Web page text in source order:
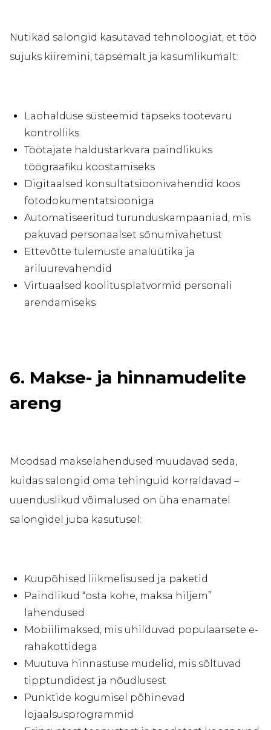
Nutikad salongid kasutavad tehnoloogiat, et töö
sujuks kiiremini, täpsemalt ja kasumlikumalt:
Laohalduse süsteemid täpseks tootevaru
kontrolliks
Töötajate haldustarkvara paindlikuks
töögraafiku koostamiseks
Digitaalsed konsultatsioonivahendid koos
fotodokumentatsiooniga
Automatiseeritud turunduskampaaniad, mis
pakuvad personaalset sõnumivahetust
Ettevõtte tulemuste analüütika ja
äriluurevahendid
Virtuaalsed koolitusplatvormid personali
arendamiseks
6. Makse- ja hinnamudelite
areng
Moodsad makselahendused muudavad seda,
kuidas salongid oma tehinguid korraldavad –
uuenduslikud võimalused on üha enamatel
salongidel juba kasutusel:
Kuupõhised liikmelisused ja paketid
Paindlikud “osta kohe, maksa hiljem”
lahendused
Mobiilimaksed, mis ühilduvad populaarsete e-
rahakottidega
Muutuva hinnastuse mudelid, mis sõltuvad
tipptundidest ja nõudlusest
Punktide kogumisel põhinevad
lojaalsusprogrammid